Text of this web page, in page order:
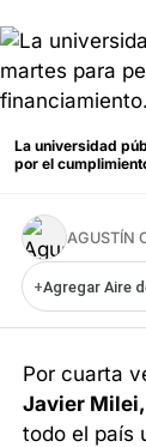
La universidad
por el
AGUSTÍN
+Agregar Aire
Por cuarta
Javier Milei,
todo el país